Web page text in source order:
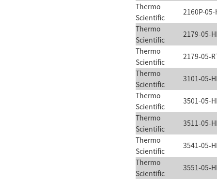
Thermo
Scientific
2160P-05-
Thermo
Scientific
2179-05-
Thermo
Scientific
2179-05-
Thermo
Scientific
3101-05-
Thermo
Scientific
3501-05-
Thermo
Scientific
3511-05-
Thermo
Scientific
3541-05-
Thermo
Scientific
3551-05-